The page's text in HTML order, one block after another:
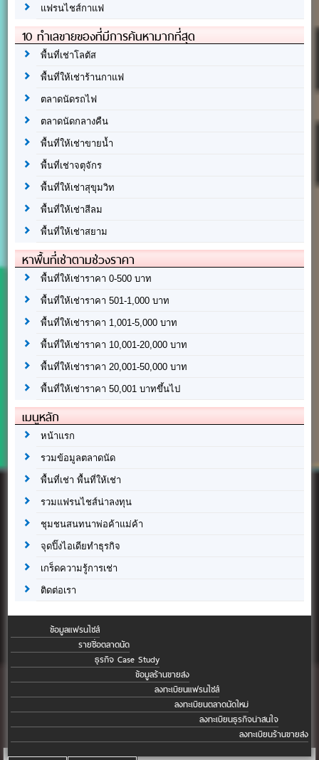
แฟรนไชส์กาแฟ
10 ทำเลขายของที่มีการค้นหามากที่สุด
พื้นที่เช่าโลตัส
พื้นที่ให้เช่าร้านกาแฟ
ตลาดนัดรถไฟ
ตลาดนัดกลางคืน
พื้นที่ให้เช่าขายน้ำ
พื้นที่เช่าจตุจักร
พื้นที่ให้เช่าสุขุมวิท
พื้นที่ให้เช่าสีลม
พื้นที่ให้เช่าสยาม
หาพื้นที่เช่าตามช่วงราคา
พื้นที่ให้เช่าราคา 0-500 บาท
พื้นที่ให้เช่าราคา 501-1,000 บาท
พื้นที่ให้เช่าราคา 1,001-5,000 บาท
พื้นที่ให้เช่าราคา 10,001-20,000 บาท
พื้นที่ให้เช่าราคา 20,001-50,000 บาท
พื้นที่ให้เช่าราคา 50,001 บาทขึ้นไป
เมนูหลัก
หน้าแรก
รวมข้อมูลตลาดนัด
พื้นที่เช่า พื้นที่ให้เช่า
รวมแฟรนไชส์น่าลงทุน
ชุมชนสนทนาพ่อค้าแม่ค้า
จุดปิ๊งไอเดียทำธุรกิจ
เกร็ดความรู้การเช่า
ติดต่อเรา
ข้อมูลแฟรนไชส์
รายชื่อตลาดนัด
ธุรกิจ Case Study
ข้อมูลร้านขายส่ง
ลงทะเบียนแฟรนไชส์
ลงทะเบียนตลาดนัดใหม่
ลงทะเบียนธุรกิจน่าสนใจ
ลงทะเบียนร้านขายส่ง